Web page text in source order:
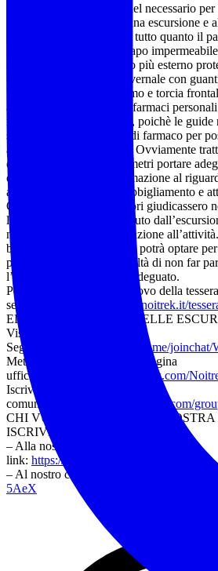
zaino adatto al trasporto del necessario
abbigliamento adatto ad una escursione e
montagna o in natura e di tutto quanto il
bisogno. Necessario un capo
all’occorrenza come strato più esterno
comunque da trekking invernale con
bastoncini da escursionismo e torcia
anche soprattutto proprio farmaci
necessario e antidolorifici, poichè le guide
somministrare alcun tipo di farmaco per
allergie personali. Grazie. Ovviamente
quota anche oltre i 3000 metri portare
quota. Per qualsiasi informazione al
aiutarvi nella scelta dell’abbigliamento e
Qualora gli accompagnatori giudicassero
l’equipaggiamento posseduto
non accettarne la partecipazione
base alle condizioni meteo potrà optare
programma e avere la facoltà di non far
l’equipaggiamento non è adeguato.
Per la sottoscrizione o rinnovo della
seguente link:
https://www.noitrek.it/
ELENCO COMPLETO DELLE
Visita il sito:
Seguici su Telegram:
https://t.me/
Metti “mi piace” alla nostra pagina
ufficiale:
https://www.facebook.com/
Iscriviti al gruppo della nostra
comunità:
https://www.facebook.com/
CHI VUOLE RICEVERE LA NOSTRA
ISCRIVERSI:
– Alla nostra mailing list tramite questo
link: https://www.noitrek.it/newsletter/
– Al nostro canale Telegram:
https://
5AeX